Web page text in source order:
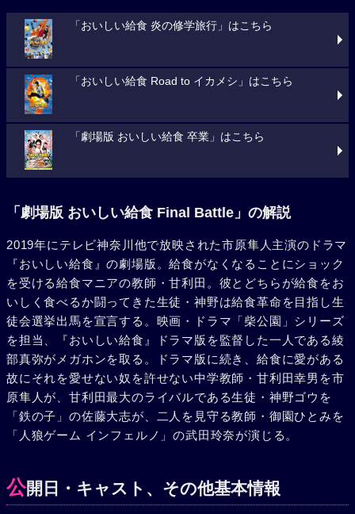
「おいしい給食 炎の修学旅行」はこちら
「おいしい給食 Road to イカメシ」はこちら
「劇場版 おいしい給食 卒業」はこちら
「劇場版 おいしい給食 Final Battle」の解説
2019年にテレビ神奈川他で放映された市原隼人主演のドラマ
『おいしい給食』の劇場版。給食がなくなることにショック
を受ける給食マニアの教師・甘利田。彼とどちらが給食をお
いしく食べるか闘ってきた生徒・神野は給食革命を目指し生
徒会選挙出馬を宣言する。映画・ドラマ「柴公園」シリーズ
を担当、『おいしい給食』ドラマ版を監督した一人である綾
部真弥がメガホンを取る。ドラマ版に続き、給食に愛がある
故にそれを愛せない奴を許せない中学教師・甘利田幸男を市
原隼人が、甘利田最大のライバルである生徒・神野ゴウを
「鉄の子」の佐藤大志が、二人を見守る教師・御園ひとみを
「人狼ゲーム インフェルノ」の武田玲奈が演じる。
公開日・キャスト、その他基本情報